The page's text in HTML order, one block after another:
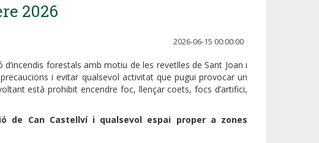
2026
2026-06-15 00:00:00
forestals amb motiu de les revetlles de Sant Joan i
i evitar qualsevol activitat que pugui provocar un
està prohibit encendre foc, llençar coets, focs d’artifici,
de Can Castellví i qualsevol espai proper a zones